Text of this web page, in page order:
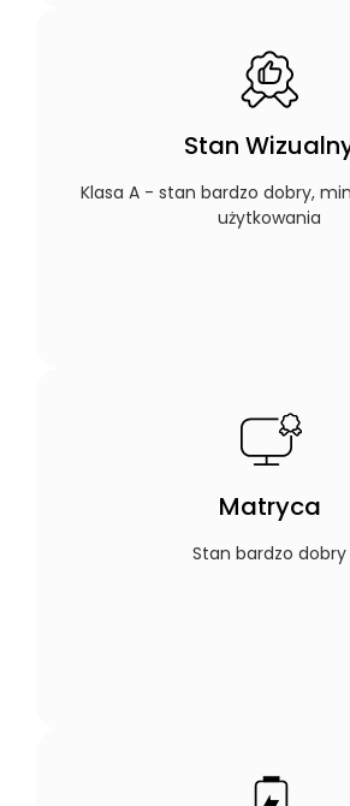
Stan
Klasa A - stan bardzo dobry,
użytkowania
Matryca
Stan bardzo dobry